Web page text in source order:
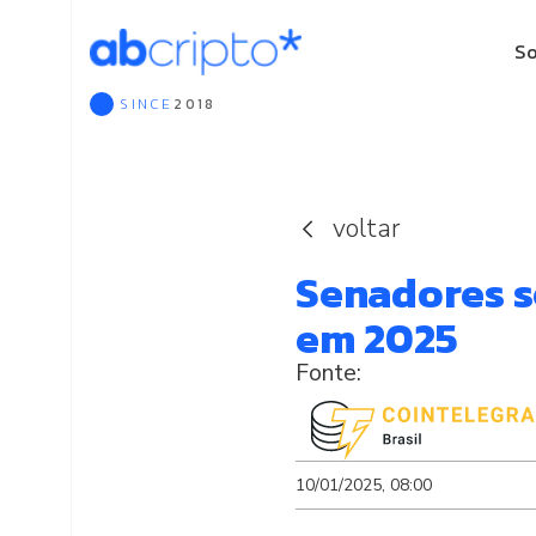
SINCE 2018
voltar
Senadores
em 2025
10/01/2025, 08:00